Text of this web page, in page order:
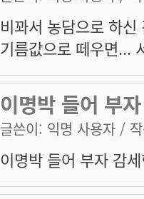
비꽈서 농담으로 하신
기름값으로 떼우면...
이명박 들어 부
글쓴이: 익명 사용자 /
이명박 들어 부자 감